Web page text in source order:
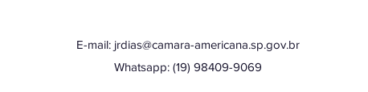
E-mail: jrdias@camara-americana.sp.gov.br
Whatsapp: (19) 98409-9069